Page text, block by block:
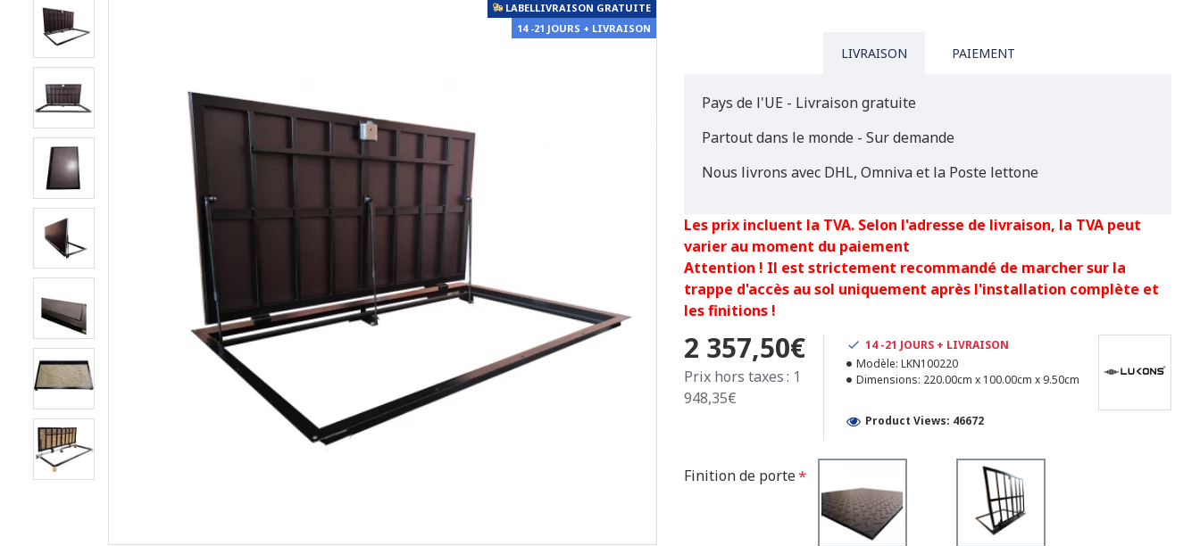
LABELLIVRAISON GRATUITE
14 -21 JOURS + LIVRAISON
LIVRAISON PAIEMENT
Pays de l'UE - Livraison gratuite
Partout dans le monde - Sur demande
Nous livrons avec DHL, Omniva et la Poste lettone
Les prix incluent la TVA. Selon l'adresse de livraison, la TVA peut
varier au moment du paiement
Attention ! Il est strictement recommandé de marcher sur la
trappe d'accès au sol uniquement après l'installation complète et
les finitions !
2 357,50€
Prix hors taxes : 1
948,35€
14 -21 JOURS + LIVRAISON
Modèle: LKN100220
Dimensions: 220.00cm x 100.00cm x 9.50cm
Product Views: 46672
Finition de porte